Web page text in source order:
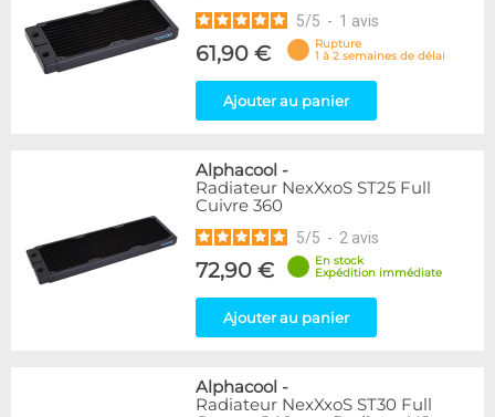
5/5 - 1 avis
61,90 €
Rupture
1 à 2 semaines de délai
Ajouter au panier
Alphacool -
Radiateur NexXxoS ST25 Full
Cuivre 360
5/5 - 2 avis
72,90 €
En stock
Expédition immédiate
Ajouter au panier
Alphacool -
Radiateur NexXxoS ST30 Full